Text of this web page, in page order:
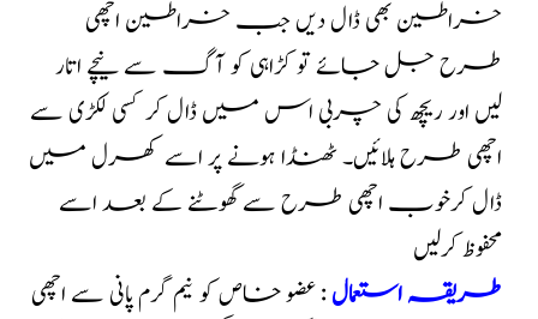
خراطین بھی ڈال دیں جب خراطین اچھی
طرح جل جائے تو کڑاہی کو آگ سے نیچے اتار
لیں اور ریچھ کی چربی اس میں ڈال کر کسی لکڑی سے
اچھی طرح ہلائیں۔ ٹھنڈا ہونے پر اسے کھرل میں
ڈال کرخوب اچھی طرح سے گھوٹنے کے بعد اسے
محفوظ کرلیں
طریقہ استعمال: عضو خاص کو نیم گرم پانی سے اچھی